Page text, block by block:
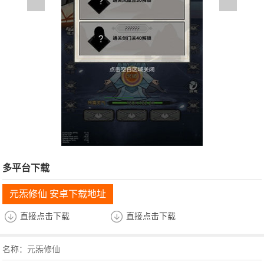
多平台下载
元炁修仙 安卓下载地址
直接点击下载 直接点击下载
名称：元炁修仙